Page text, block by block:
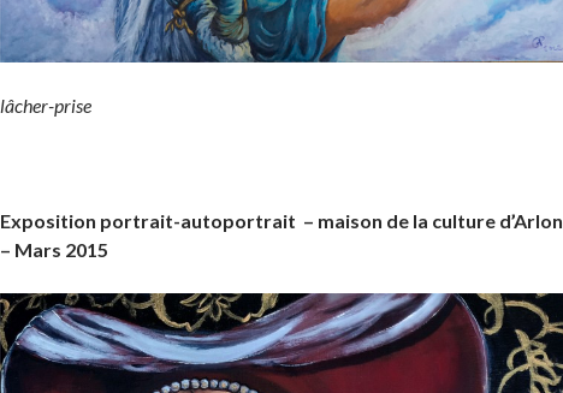
lâcher-prise
Exposition portrait-autoportrait – maison de la culture d’Arlon
– Mars 2015